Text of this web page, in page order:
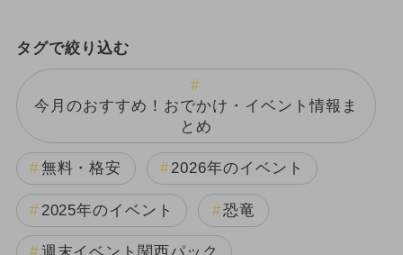
タグで絞り込む
今月のおすすめ！おでかけ・イベント情報ま
とめ
無料・格安 2026年のイベント
2025年のイベント 恐竜